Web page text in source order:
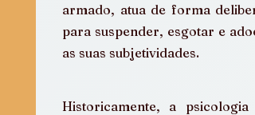
armado, atua de forma
para suspender, esgotar e
as suas subjetividades.
Historicamente, a psicologia